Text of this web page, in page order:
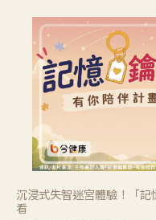
沉浸式失智迷宮體驗！「
看